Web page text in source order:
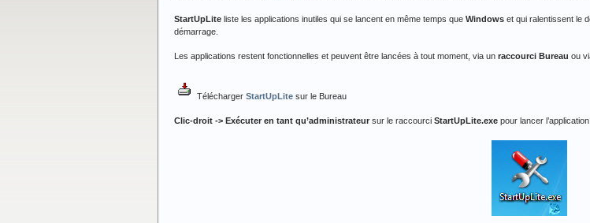
StartUpLite liste les applications inutiles qui se lancent en même temps que Windows et qui ralentissent le
démarrage.
Les applications restent fonctionnelles et peuvent être lancées à tout moment, via un raccourci Bureau ou
Télécharger StartUpLite sur le Bureau
Clic-droit -> Exécuter en tant qu’administrateur sur le raccourci StartUpLite.exe pour lancer